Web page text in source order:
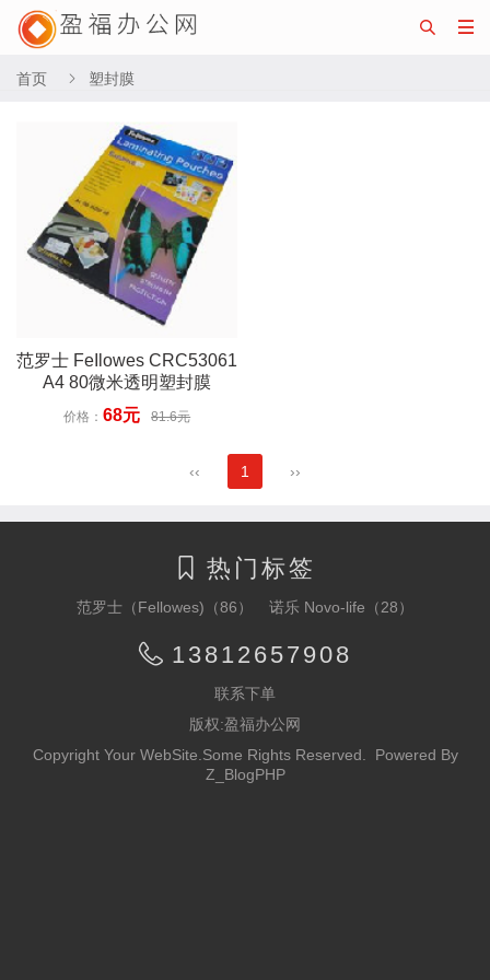


首页  塑封膜
范罗士 FeIlowes CRC53061
A4 80微米透明塑封膜
价格：68元 81.6元
‹‹ 1 ››
 热门标签
范罗士（Fellowes)（86） 诺乐 Novo-life（28）
 13812657908
联系下单
版权:盈福办公网
Copyright Your WebSite.Some Rights Reserved. Powered By
Z_BlogPHP